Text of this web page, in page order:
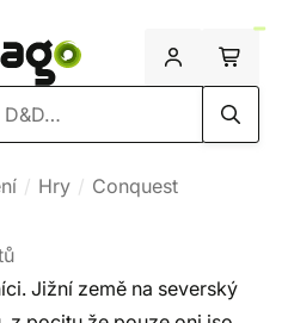
Hry Conquest
Jižní země na severský